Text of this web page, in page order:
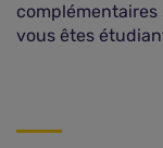
complémentaires
vous êtes